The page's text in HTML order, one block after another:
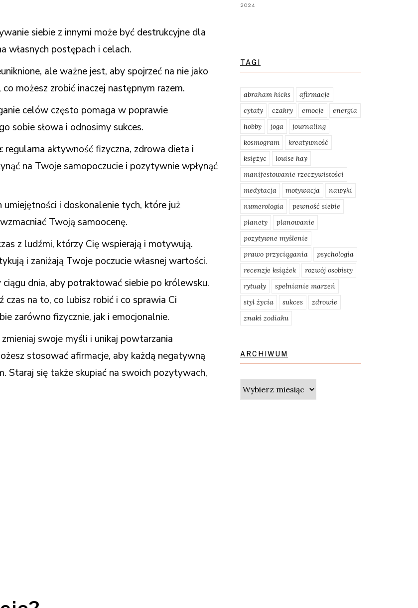
siebie z innymi może być destrukcyjne dla
własnych postępach i celach.
ale ważne jest, aby spojrzeć na nie jako
możesz zrobić inaczej następnym razem.
celów często pomaga w poprawie
sobie słowa i odnosimy sukces.
regularna aktywność fizyczna, zdrowa dieta i
na Twoje samopoczucie i pozytywnie wpłynąć
i doskonalenie tych, które już
Twoją samoocenę.
z ludźmi, którzy Cię wspierają i motywują.
i zaniżają Twoje poczucie własnej wartości.
dnia, aby potraktować siebie po królewsku.
czas na to, co lubisz robić i co sprawia Ci
zarówno fizycznie, jak i emocjonalnie.
swoje myśli i unikaj powtarzania
stosować afirmacje, aby każdą negatywną
Staraj się także skupiać na swoich pozytywach,
2024
TAGI
abraham hicks
afirmacje
cytaty
czakry emocje
energia
hobby
joga
journaling
kosmogram
kreatywność
księżyc
louise hay
manifestowanie rzeczywistości
medytacja
motywacja
nawyki
numerologia
pewność siebie
planety
planowanie
pozytywne myślenie
prawo przyciągania
psychologia
recenzje książek
rozwój osobisty
rytuały
spełnianie marzeń
styl życia
sukces
zdrowie
znaki zodiaku
ARCHIWUM
Archiwum